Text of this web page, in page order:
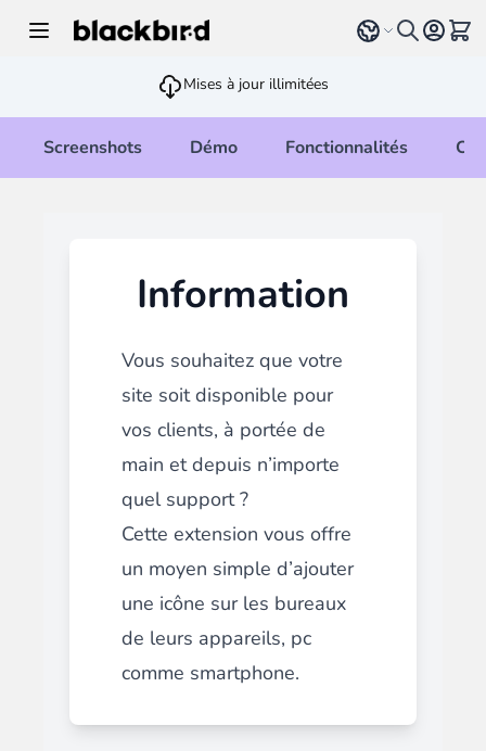
Select language
Voir
Mises à jour illimitées
Screenshots Démo Fonctionnalités
Information
Vous souhaitez que votre
site soit disponible pour
vos clients, à portée de
main et depuis n’importe
quel support ?
Cette extension vous offre
un moyen simple d’ajouter
une icône sur les bureaux
de leurs appareils, pc
comme smartphone.